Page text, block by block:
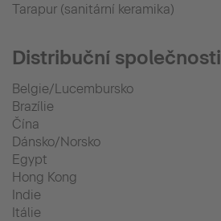
Tarapur (sanitární keramika)
Distribuční společnosti
Belgie/Lucembursko
Brazílie
Čína
Dánsko/Norsko
Egypt
Hong Kong
Indie
Itálie